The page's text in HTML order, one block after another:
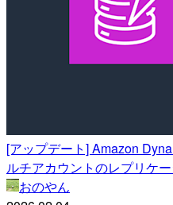
[アップデート] Amazon
ルチアカウントのレプリケ
おのやん